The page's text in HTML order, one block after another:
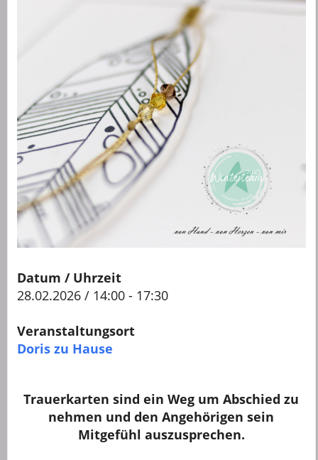
Datum / Uhrzeit
28.02.2026 / 14:00 - 17:30
Veranstaltungsort
Doris zu Hause
Trauerkarten sind ein Weg um Abschied zu
nehmen und den Angehörigen sein
Mitgefühl auszusprechen.